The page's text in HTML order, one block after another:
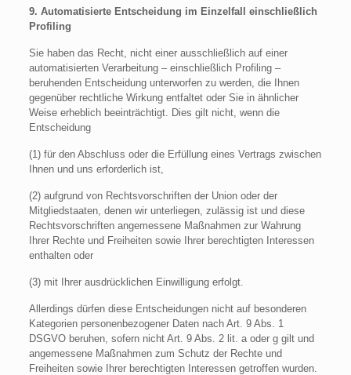
9. Automatisierte Entscheidung im Einzelfall einschließlich
Profiling
Sie haben das Recht, nicht einer ausschließlich auf einer
automatisierten Verarbeitung – einschließlich Profiling –
beruhenden Entscheidung unterworfen zu werden, die Ihnen
gegenüber rechtliche Wirkung entfaltet oder Sie in ähnlicher
Weise erheblich beeinträchtigt. Dies gilt nicht, wenn die
Entscheidung
(1) für den Abschluss oder die Erfüllung eines Vertrags zwischen
Ihnen und uns erforderlich ist,
(2) aufgrund von Rechtsvorschriften der Union oder der
Mitgliedstaaten, denen wir unterliegen, zulässig ist und diese
Rechtsvorschriften angemessene Maßnahmen zur Wahrung
Ihrer Rechte und Freiheiten sowie Ihrer berechtigten Interessen
enthalten oder
(3) mit Ihrer ausdrücklichen Einwilligung erfolgt.
Allerdings dürfen diese Entscheidungen nicht auf besonderen
Kategorien personenbezogener Daten nach Art. 9 Abs. 1
DSGVO beruhen, sofern nicht Art. 9 Abs. 2 lit. a oder g gilt und
angemessene Maßnahmen zum Schutz der Rechte und
Freiheiten sowie Ihrer berechtigten Interessen getroffen wurden.